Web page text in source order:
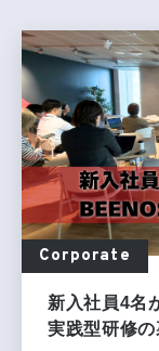
Corporate
新入社員4名
実践型研修の